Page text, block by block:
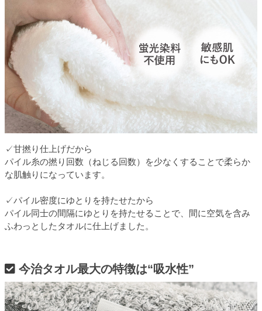
✓甘撚り仕上げだから
パイル糸の撚り回数（ねじる回数）を少なくすることで柔らか
な肌触りになっています。
✓パイル密度にゆとりを持たせたから
パイル同士の間隔にゆとりを持たせることで、間に空気を含み
ふわっとしたタオルに仕上げました。
今治タオル最大の特徴は“吸水性”